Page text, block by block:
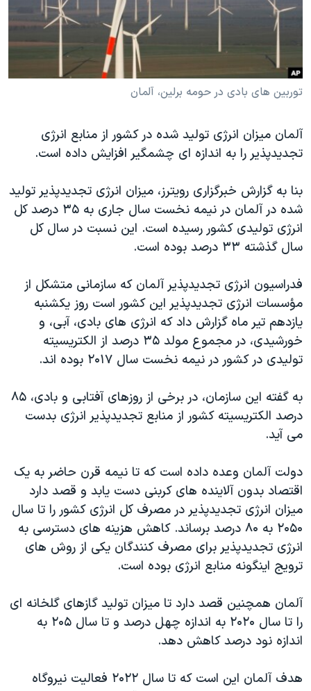
فرهنگ و زندگی
اقتصادی
علم و فناوری
گالری عکس
آرشیو پخش زنده
مستندها
حمله جمهوری اسلامی به اسرائیل
رمز مهسا
اعتراضات زن، زندگی، آزادی
مجموعه مستندهای دادخواهی
تریبونال مردمی آبان ۹۸
دادگاه حمید نوری
چهل سال گروگان‌گیری
اعتراضات مردمی آبان ۹۸
اسرائیل در جنگ
نرگس محمدی برنده جایزه نوبل صلح
همایش محافظه‌کاران آمریکا «سی‌پک»
سفر پرزیدنت ترامپ به چین
دنبال کنید
توربین های بادی در حومه برلین، آلمان
آلمان میزان انرژی تولید شده در کشور از منابع انرژی
تجدیدپذیر را به اندازه ای چشمگیر افزایش داده است.
بنا به گزارش خبرگزاری رویترز، میزان انرژی تجدیدپذیر تولید
شده در آلمان در نیمه نخست سال جاری به ۳۵ درصد کل
انرژی تولیدی کشور رسیده است. این نسبت در سال کل
سال گذشته ۳۳ درصد بوده است.
فدراسیون انرژی تجدیدپذیر آلمان که سازمانی متشکل از
مؤسسات انرژی تجدیدپذیر این کشور است روز یکشنبه
یازدهم تیر ماه گزارش داد که انرژی های بادی، آبی، و
خورشیدی، در مجموع مولد ۳۵ درصد از الکتریسیته
تولیدی در کشور در نیمه نخست سال ۲۰۱۷ بوده اند.
به گفته این سازمان، در برخی از روزهای آفتابی و بادی، ۸۵
درصد الکتریسیته کشور از منابع تجدیدپذیر انرژی بدست
می آید.
دولت آلمان وعده داده است که تا نیمه قرن حاضر به یک
اقتصاد بدون آلاینده های کربنی دست یابد و قصد دارد
میزان انرژی تجدیدپذیر در مصرف کل انرژی کشور را تا سال
۲۰۵۰ به ۸۰ درصد برساند. کاهش هزینه های دسترسی به
انرژی تجدیدپذیر برای مصرف کنندگان یکی از روش های
ترویج اینگونه منابع انرژی بوده است.
آلمان همچنین قصد دارد تا میزان تولید گازهای گلخانه ای
را تا سال ۲۰۲۰ به اندازه چهل درصد و تا سال ۲۰۵ به
اندازه نود درصد کاهش دهد.
هدف آلمان این است که تا سال ۲۰۲۲ فعالیت نیروگاه